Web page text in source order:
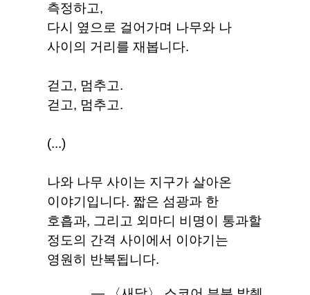
측정하고,
다시 옆으로 걸어가며 나무와 나
사이의 거리를 재봅니다.
걷고, 멈추고.
걷고, 멈추고.
(...)
나와 나무 사이는 지구가 살아온
이야기입니다. 짧은 섬광과 한
호흡과, 그리고 외마디 비명이 통과할
정도의 간격 사이에서 이야기는
영원히 반복됩니다.